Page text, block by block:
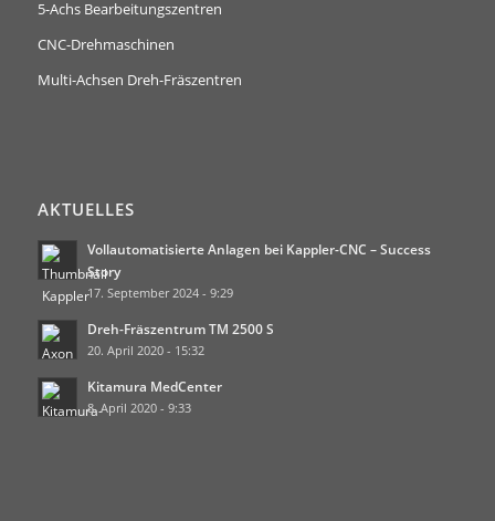
5-Achs Bearbeitungszentren
CNC-Drehmaschinen
Multi-Achsen Dreh-Fräszentren
AKTUELLES
Vollautomatisierte Anlagen bei Kappler-CNC – Success
Story
17. September 2024 - 9:29
Dreh-Fräszentrum TM 2500 S
20. April 2020 - 15:32
Kitamura MedCenter
8. April 2020 - 9:33